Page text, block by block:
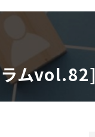
ラムvol.82]